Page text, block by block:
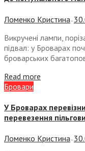
Ломенко Кристина —
Викручені лампи,
підвал: у Броварах
броварських
Read more
Бровари
У Броварах
перевезення
Ломенко Кристина—